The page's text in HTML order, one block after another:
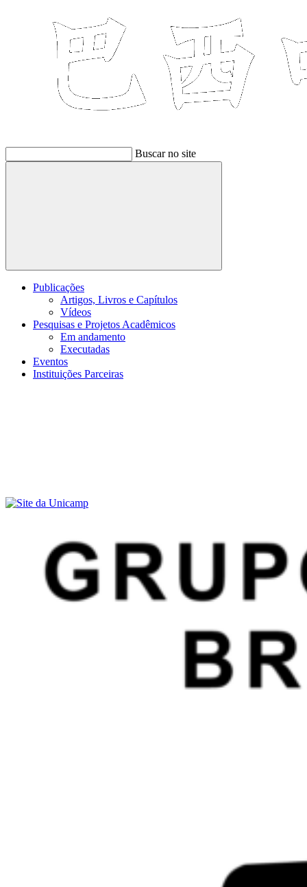
Buscar no site
Buscar
Publicações
Artigos, Livros e Capítulos
Vídeos
Pesquisas e Projetos Acadêmicos
Em andamento
Executadas
Eventos
Instituições Parceiras